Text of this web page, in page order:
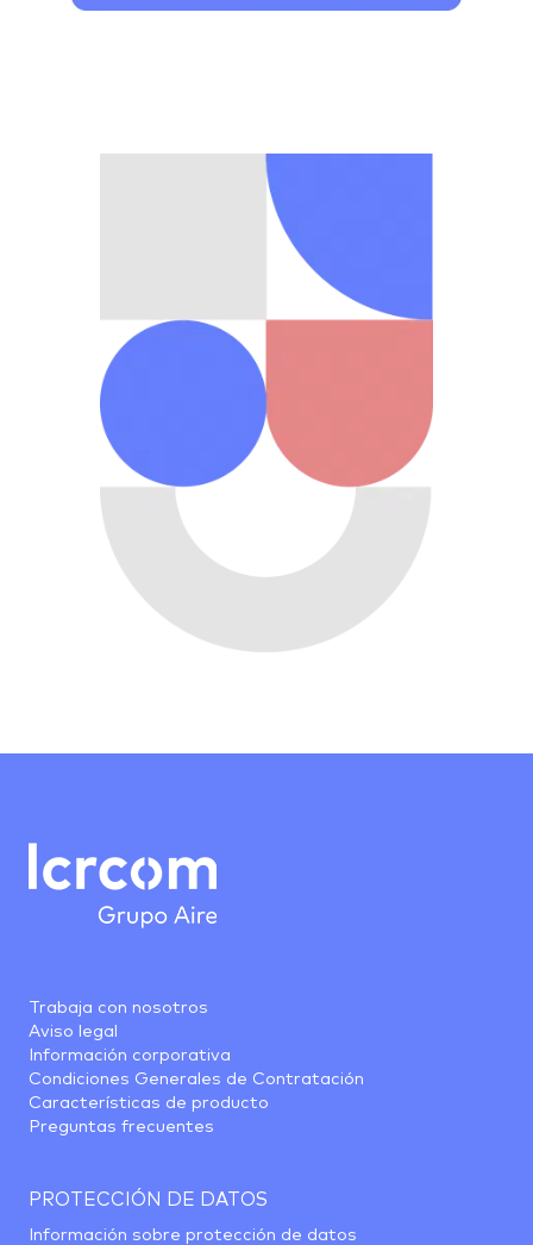
Trabaja con nosotros
Aviso legal
Información corporativa
Condiciones Generales de Contratación
Características de producto
Preguntas frecuentes
PROTECCIÓN DE DATOS
Información sobre protección de datos